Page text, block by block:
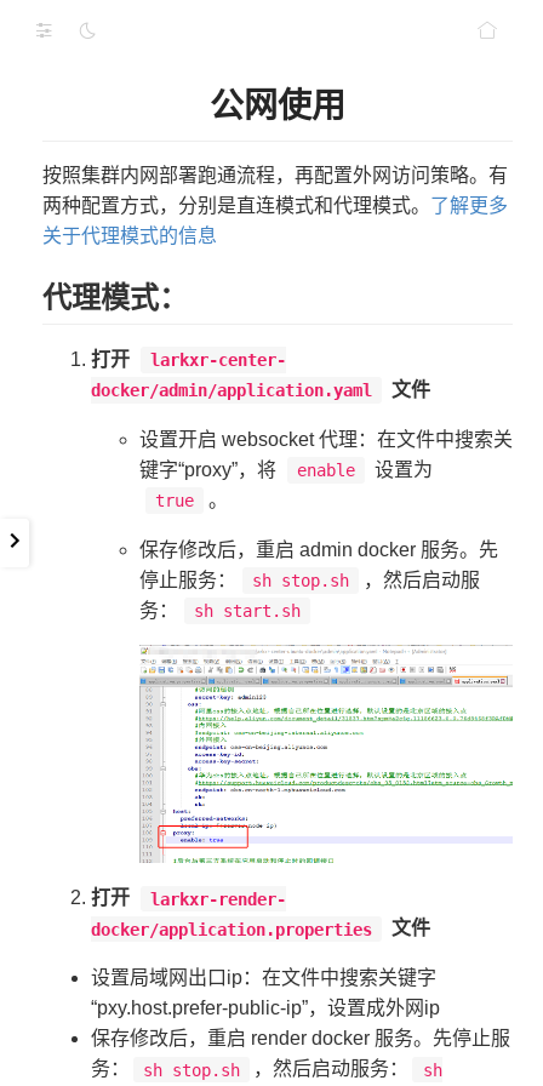
公网使用
按照集群内网部署跑通流程，再配置外网访问策略。有
两种配置方式，分别是直连模式和代理模式。 了解更多
关于代理模式的信息
代理模式：
打开
larkxr-center-
docker/admin/application.yaml
文件
设置开启 websocket 代理：在文件中搜索关
键字“proxy”，将
enable 设置为
true 。
保存修改后，重启 admin docker 服务。先
停止服务：
sh stop.sh
，然后启动服
务：
sh start.sh
打开
larkxr-render-
docker/application.properties
文件
设置局域网出口ip：在文件中搜索关键字
“pxy.host.prefer-public-ip”，设置成外网ip
保存修改后，重启 render docker 服务。先停止服
务：
sh stop.sh ，然后启动服务： sh